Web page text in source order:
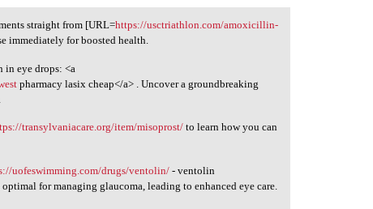
straight from [URL=https://usctriathlon.com/amoxicillin-
immediately for boosted health.
eye drops: <a
pharmacy lasix cheap</a> . Uncover a groundbreaking
transylvaniacare.org/item/misoprost/to learn how you can
uofeswimming.com/drugs/ventolin/- ventolin
for managing glaucoma, leading to enhanced eye care.